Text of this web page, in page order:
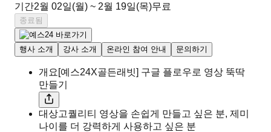
기간2월 02일(월) ~ 2월 19일(목)무료
종료됨
행사 소개 강사 소개 온라인 참여 안내 문의하기
개요 [예스24X골든래빗] 구글 플로우로 영상 뚝딱
만들기
대상고퀄리티 영상을 손쉽게 만들고 싶은 분, 제미
나이를 더 강력하게 사용하고 싶은 분